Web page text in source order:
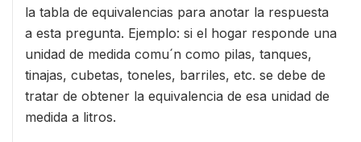
la tabla de equivalencias para anotar la respuesta
a esta pregunta. Ejemplo: si el hogar responde una
unidad de medida comu´n como pilas, tanques,
tinajas, cubetas, toneles, barriles, etc. se debe de
tratar de obtener la equivalencia de esa unidad de
medida a litros.